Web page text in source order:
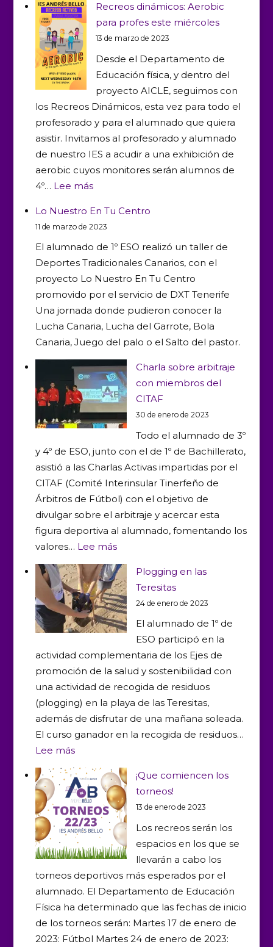
grupo
Físico
conoce
Health
Space
Recreos dinámicos: Aerobic
para profes este miércoles
13 de marzo de 2023
Desde el Departamento de
Educación física, y dentro del
proyecto AICLE, seguimos con
los Recreos Dinámicos, esta vez para todo el
profesorado y para el alumnado que quiera
asistir. Invitamos al profesorado y alumnado
de nuestro IES a acudir a una exhibición de
aerobic cuyos monitores serán alumnos de
4º… Lee más:
dinámicos:
Aerobic
para
profes
este
miércoles
Lo Nuestro En Tu Centro
11 de marzo de 2023
El alumnado de 1º ESO realizó un taller de
Deportes Tradicionales Canarios, con el
proyecto Lo Nuestro En Tu Centro
promovido por el servicio de DXT Tenerife
Una jornada donde pudieron conocer la
Lucha Canaria, Lucha del Garrote, Bola
Canaria, Juego del palo o el Salto del pastor.
Charla sobre arbitraje
con miembros del
CITAF
30 de enero de 2023
Todo el alumnado de 3º
y 4º de ESO, junto con el de 1º de Bachillerato,
asistió a las Charlas Activas impartidas por el
CITAF (Comité Interinsular Tinerfeño de
Árbitros de Fútbol) con el objetivo de
divulgar sobre el arbitraje y acercar esta
figura deportiva al alumnado, fomentando los
valores… Lee más:
Charla
sobre
arbitraje
con
miembros
CITAF
Plogging en las
Teresitas
24 de enero de 2023
El alumnado de 1º de
ESO participó en la
actividad complementaria de los Ejes de
promoción de la salud y sostenibilidad con
una actividad de recogida de residuos
(plogging) en la playa de las Teresitas,
además de disfrutar de una mañana soleada.
El curso ganador en la recogida de residuos…
Lee más:
Plogging
en
las
Teresitas
¡Que comiencen los
torneos!
13 de enero de 2023
Los recreos serán los
espacios en los que se
llevarán a cabo los
torneos deportivos más esperados por el
alumnado. El Departamento de Educación
Física ha determinado que las fechas de inicio
de los torneos serán: Martes 17 de enero de
2023: Fútbol Martes 24 de enero de 2023: